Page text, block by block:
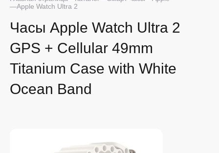
Apple Watch Ultra 2
Часы Apple Watch Ultra 2
GPS + Cellular 49mm
Titanium Case with White
Ocean Band